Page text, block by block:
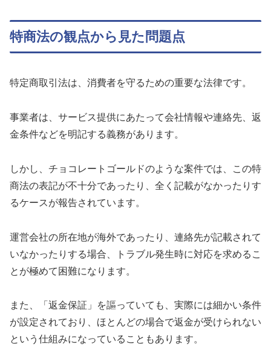
特商法の観点から見た問題点
特定商取引法は、消費者を守るための重要な法律です。
事業者は、サービス提供にあたって会社情報や連絡先、返
金条件などを明記する義務があります。
しかし、チョコレートゴールドのような案件では、この特
商法の表記が不十分であったり、全く記載がなかったりす
るケースが報告されています。
運営会社の所在地が海外であったり、連絡先が記載されて
いなかったりする場合、トラブル発生時に対応を求めるこ
とが極めて困難になります。
また、「返金保証」を謳っていても、実際には細かい条件
が設定されており、ほとんどの場合で返金が受けられない
という仕組みになっていることもあります。